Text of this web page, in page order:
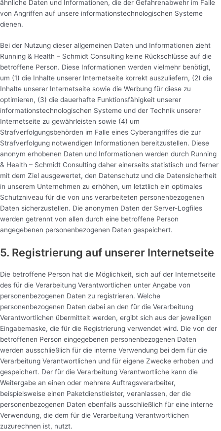
ähnliche Daten und Informationen, die der Gefahrenabwehr im Falle
von Angriffen auf unsere informationstechnologischen Systeme
dienen.
Bei der Nutzung dieser allgemeinen Daten und Informationen zieht
Running & Health – Schmidt Consulting keine Rückschlüsse auf die
betroffene Person. Diese Informationen werden vielmehr benötigt,
um (1) die Inhalte unserer Internetseite korrekt auszuliefern, (2) die
Inhalte unserer Internetseite sowie die Werbung für diese zu
optimieren, (3) die dauerhafte Funktionsfähigkeit unserer
informationstechnologischen Systeme und der Technik unserer
Internetseite zu gewährleisten sowie (4) um
Strafverfolgungsbehörden im Falle eines Cyberangriffes die zur
Strafverfolgung notwendigen Informationen bereitzustellen. Diese
anonym erhobenen Daten und Informationen werden durch Running
& Health – Schmidt Consulting daher einerseits statistisch und ferner
mit dem Ziel ausgewertet, den Datenschutz und die Datensicherheit
in unserem Unternehmen zu erhöhen, um letztlich ein optimales
Schutzniveau für die von uns verarbeiteten personenbezogenen
Daten sicherzustellen. Die anonymen Daten der Server-Logfiles
werden getrennt von allen durch eine betroffene Person
angegebenen personenbezogenen Daten gespeichert.
5. Registrierung auf unserer Internetseite
Die betroffene Person hat die Möglichkeit, sich auf der Internetseite
des für die Verarbeitung Verantwortlichen unter Angabe von
personenbezogenen Daten zu registrieren. Welche
personenbezogenen Daten dabei an den für die Verarbeitung
Verantwortlichen übermittelt werden, ergibt sich aus der jeweiligen
Eingabemaske, die für die Registrierung verwendet wird. Die von der
betroffenen Person eingegebenen personenbezogenen Daten
werden ausschließlich für die interne Verwendung bei dem für die
Verarbeitung Verantwortlichen und für eigene Zwecke erhoben und
gespeichert. Der für die Verarbeitung Verantwortliche kann die
Weitergabe an einen oder mehrere Auftragsverarbeiter,
beispielsweise einen Paketdienstleister, veranlassen, der die
personenbezogenen Daten ebenfalls ausschließlich für eine interne
Verwendung, die dem für die Verarbeitung Verantwortlichen
zuzurechnen ist, nutzt.